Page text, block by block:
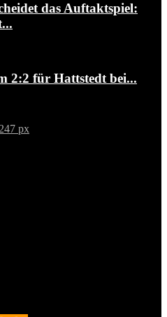
das Auftaktspiel:
2:2 für Hattstedt bei...